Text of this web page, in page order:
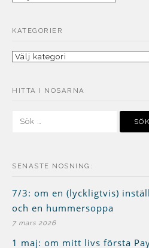
KATEGORIER
Kategorier
HITTA I NOSARNA
SENASTE NOSNING:
7/3: om en (lyckligtvis)
och en hummersoppa
7 mars 2026
1 maj: om mitt livs första